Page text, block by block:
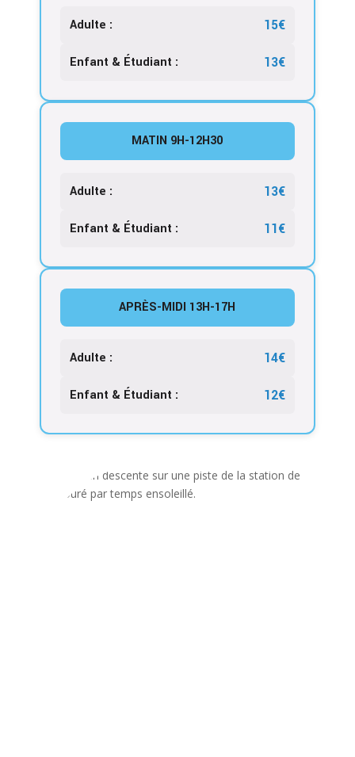
Adulte : 15€
Enfant & Étudiant : 13€
MATIN 9H-12H30
Adulte : 13€
Enfant & Étudiant : 11€
APRÈS-MIDI 13H-17H
Adulte : 14€
Enfant & Étudiant : 12€